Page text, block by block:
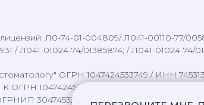
Л0-74-01-004809/ Л041-00110-77/
/ Л041-01024-74/01385874; / Л041-01024-74/
ОГРН 1047424533749 / ИНН
К ОГРН 1047424535333 / ИНН 7453137214
304745322300078 / ИНН 742000226775